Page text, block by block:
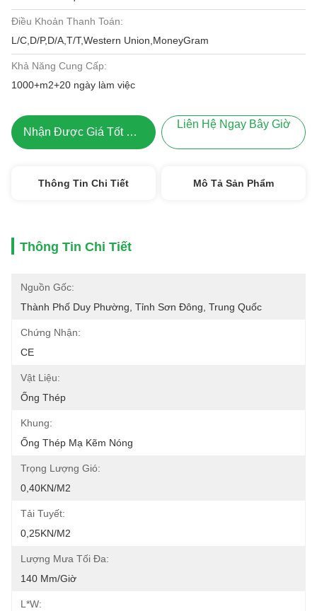
Điều Khoản Thanh Toán:
L/C,D/P,D/A,T/T,Western Union,MoneyGram
Khả Năng Cung Cấp:
1000+m2+20 ngày làm việc
Nhận Được Giá Tốt Nhất
Liên Hệ Ngay Bây Giờ
Thông Tin Chi Tiết Mô Tả Sản Phẩm
Thông Tin Chi Tiết
Nguồn Gốc:
Thành Phố Duy Phường, Tỉnh Sơn Đông, Trung Quốc
Chứng Nhận:
CE
Vật Liệu:
Ống Thép
Khung:
Ống Thép Mạ Kẽm Nóng
Trọng Lượng Gió:
0,40KN/m2
Tải Tuyết:
0,25KN/m2
Lượng Mưa Tối Đa:
140 Mm/giờ
L*W: